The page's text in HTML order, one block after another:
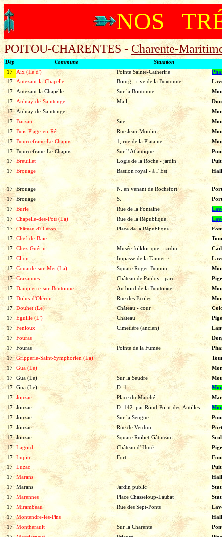
NOS
POITOU-CHARENTES -Charente-
Dép Commune
Situation
17
Aix (Ile d') Pointe Sainte-Catherine
17
Antezant-la-Chapelle Bourg - rive de la Boutonne
17
Autezant-la Chapelle Sur la Boutonne
17
Aulnay-de-Saintonge Mail
17
Aulnay-de-Saintonge
17
Barzan Site
17
Bois-Plage-en-Ré Rue Jean-Moulin
17
Bourcefranc-Le-Chapus 1, rue de la Plataine
17
Bourcefranc-Le-Chapus Sur l' Atlantique
17
Breuillet Logis de la Roche - jardin
17
Brouage Bastion royal - à l' Est
17 Brouage N. en venant de Rochefort
17
Brouage S.
17
Burie Rue de la Fontaine
17
Chapelle-des-Pots (La) Rue de la République
17
Château d'Oléron Place de la République
17
Chef-de-Baie
17
Chez-Guérin Musée folklorique - jardin
17
Clion Impasse de la Tannerie
17
Couarde-sur-Mer (La) Square Roger-Bonnin
17
Crazannes Château de Panloy - parc
17
Dampierre-sur-Boutonne Au bord de la Boutonne
17
Dolus-d'Oléron Rue des Ecoles
17
Douhet (Le) Château - cour
17
Eguille (L') Château
17
Fenioux Cimetière (ancien)
17
Fouras
17
Fouras Pointe de la Fumée
17
Gripperie-Saint-Symphorien (La)
17
Gua (Le)
17
Gua (Le) Sur la Seudre
17
Gua (Le) D. 1
17
Jonzac Place du Marché
17
Jonzac D. 142 par Rond-Point-des-Antilles
17
Jonzac Sur la Seugne
17
Jonzac Rue de Verdun
17
Jonzac Square Ruibet-Gâtineau
17
Lagord Château d' Huré
17
Lupin Fort
17
Luzac
17
Marans
17
Marans Jardin public
17
Marennes Place Chasseloup-Laubat
17
Mirambeau Rue des Sept-Ponts
17
Montendre-les-Pins
17
Montherault Sur la Charente